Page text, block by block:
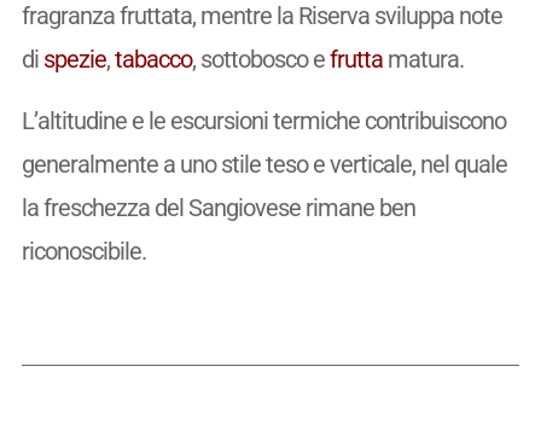
fragranza fruttata, mentre la Riserva sviluppa note
di spezie,tabacco, sottobosco efruttamatura.
L’altitudine e le escursioni termiche contribuiscono
generalmente a uno stile teso e verticale, nel quale
la freschezza del Sangiovese rimane ben
riconoscibile.